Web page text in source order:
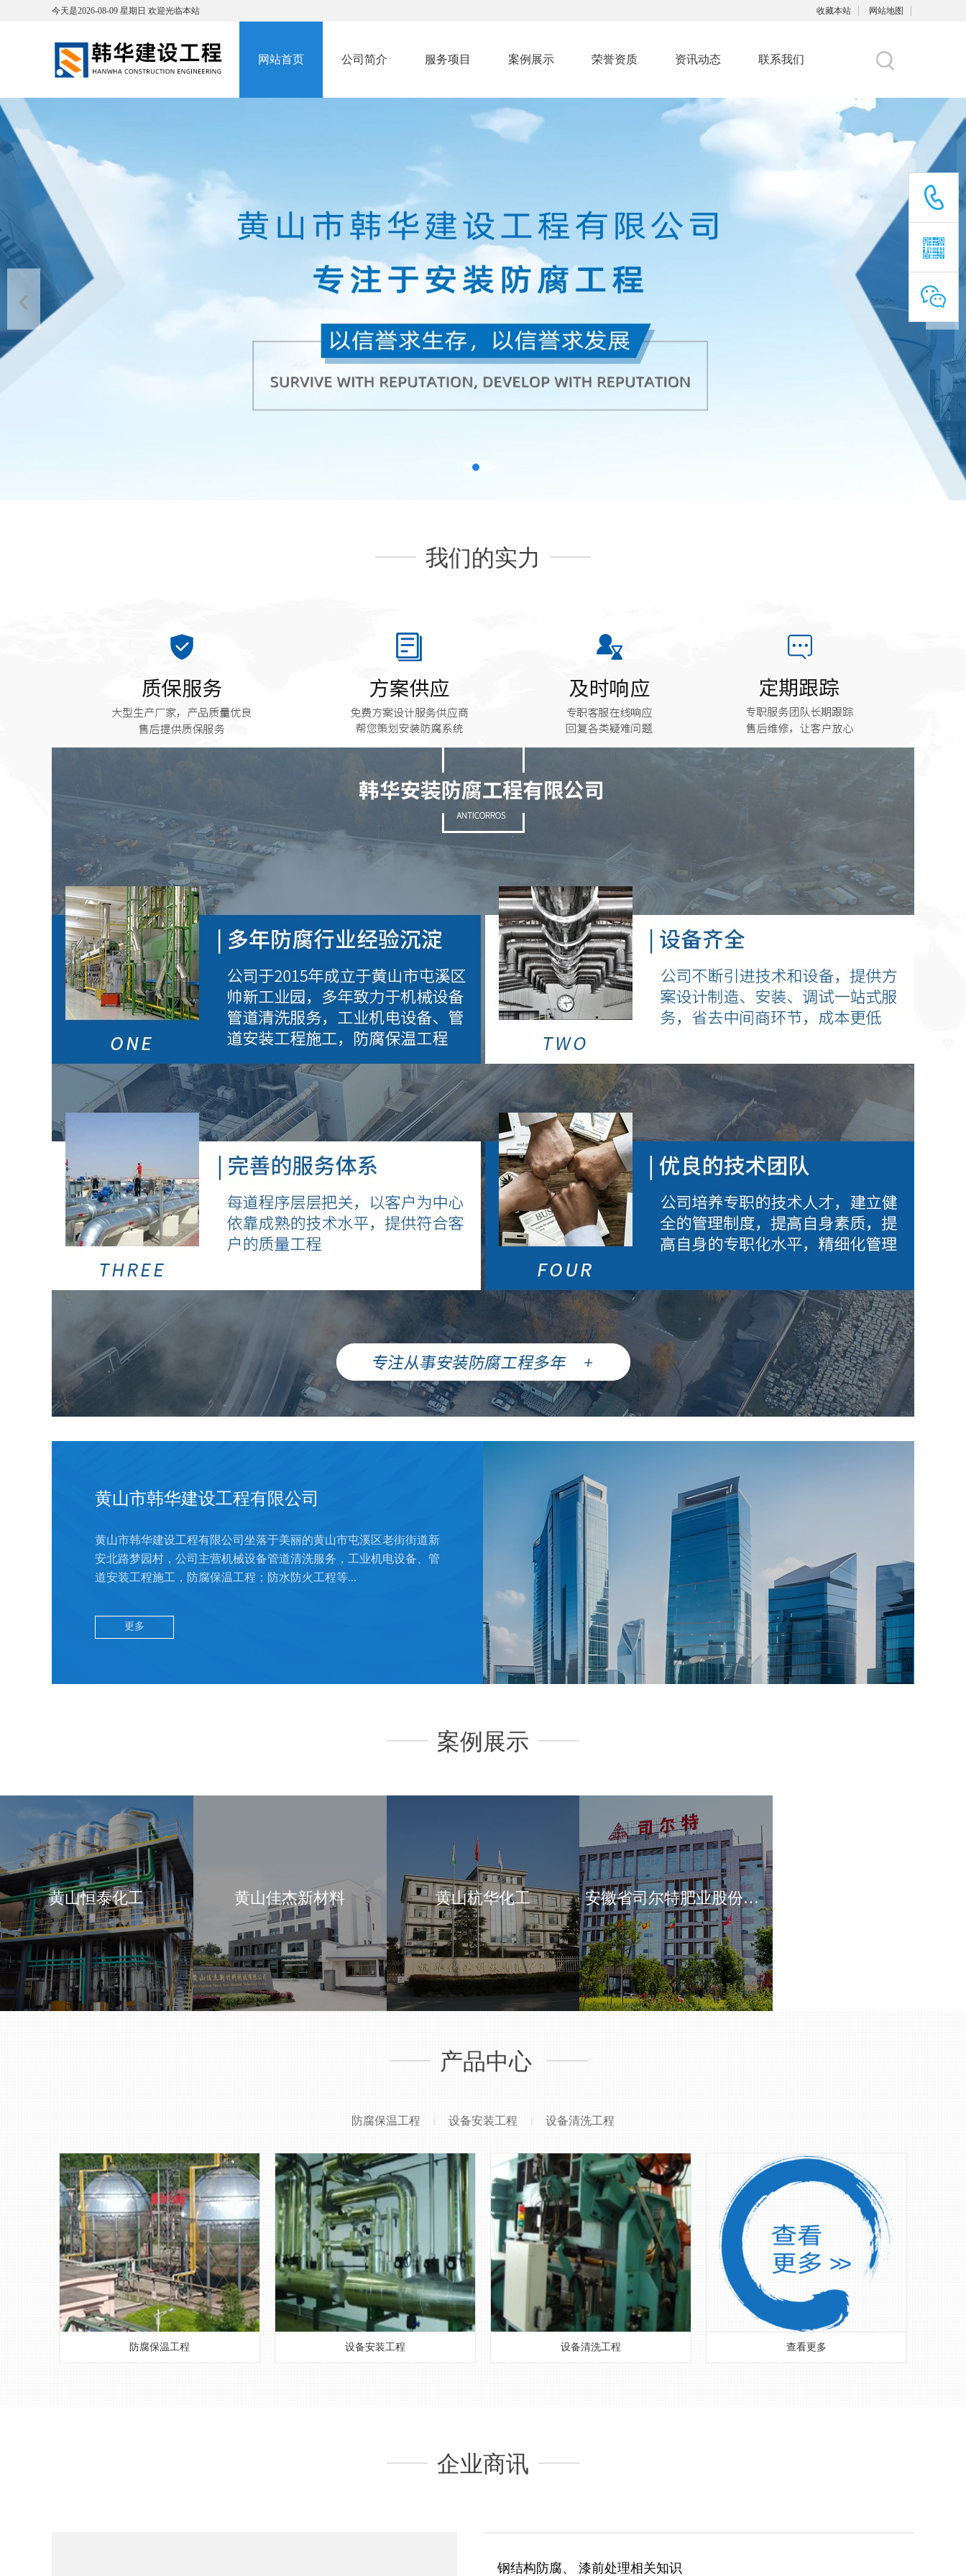
今天是2026-08-09 星期日 欢迎光临本站 收藏本站 网站地图
网站首页 公司简介 服务项目 案例展示 荣誉资质 资讯动态 联系我们
‹ ›
我们的实力
黄山市韩华建设工程有限公司
黄山市韩华建设工程有限公司坐落于美丽的黄山市屯溪区老街街道新
安北路梦园村，公司主营机械设备管道清洗服务，工业机电设备、管
道安装工程施工，防腐保温工程；防水防火工程等...
更多
案例展示
黄山恒泰化工 黄山佳杰新材料 黄山杭华化工 安徽省司尔特肥业股份有限公司
产品中心
防腐保温工程 设备安装工程 设备清洗工程
防腐保温工程 设备安装工程 设备清洗工程 查看更多
企业商讯
钢结构防腐、 漆前处理相关知识